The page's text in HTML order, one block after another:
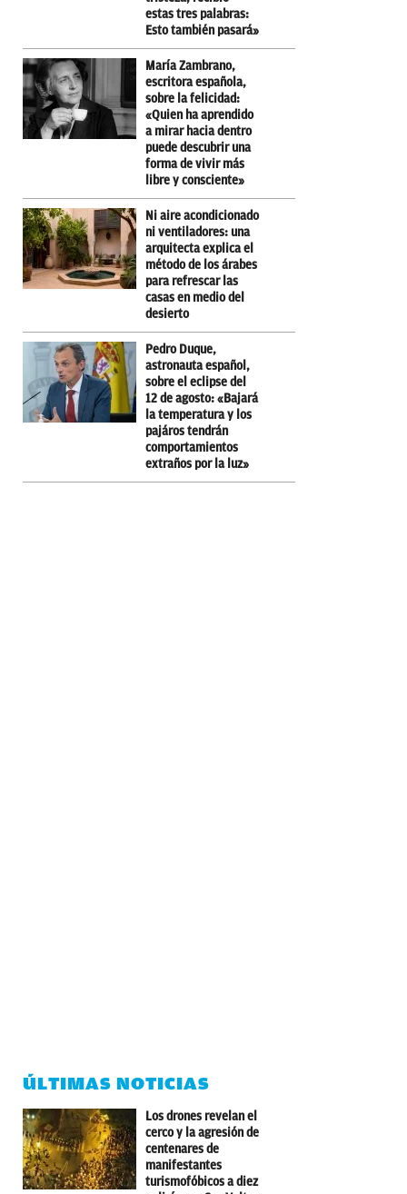
estas tres palabras:
Esto también pasará»
María Zambrano,
escritora española,
sobre la felicidad:
«Quien ha aprendido
a mirar hacia dentro
puede descubrir una
forma de vivir más
libre y consciente»
Ni aire acondicionado
ni ventiladores: una
arquitecta explica el
método de los árabes
para refrescar las
casas en medio del
desierto
Pedro Duque,
astronauta español,
sobre el eclipse del
12 de agosto: «Bajará
la temperatura y los
pajáros tendrán
comportamientos
extraños por la luz»
ÚLTIMAS NOTICIAS
Los drones revelan el
cerco y la agresión de
centenares de
manifestantes
turismofóbicos a diez